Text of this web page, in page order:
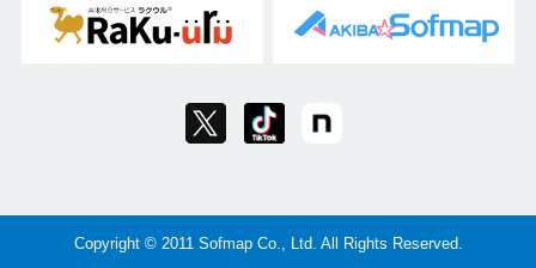
Copyright © 2011 Sofmap Co., Ltd. All Rights Reserved.